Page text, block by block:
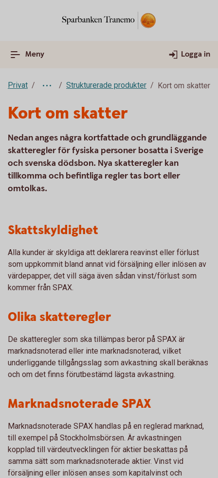
Meny Logga in
Privat Strukturerade produkter Kort om skatter
Kort om skatter
Nedan anges några kortfattade och grundläggande
skatteregler för fysiska personer bosatta i Sverige
och svenska dödsbon. Nya skatteregler kan
tillkomma och befintliga regler tas bort eller
omtolkas.
Skattskyldighet
Alla kunder är skyldiga att deklarera reavinst eller förlust
som uppkommit bland annat vid försäljning eller inlösen av
värdepapper, det vill säga även sådan vinst/förlust som
kommer från SPAX.
Olika skatteregler
De skatteregler som ska tillämpas beror på SPAX är
marknadsnoterad eller inte marknadsnoterad, vilket
underliggande tillgångsslag som avkastning skall beräknas
och om det finns förutbestämd lägsta avkastning.
Marknadsnoterade SPAX
Marknadsnoterade SPAX handlas på en reglerad marknad,
till exempel på Stockholmsbörsen. Är avkastningen
kopplad till värdeutvecklingen för aktier beskattas på
samma sätt som marknadsnoterade aktier. Vinst vid
försäljning eller inlösen anses som kapitalvinst och